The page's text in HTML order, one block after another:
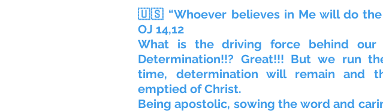
🇺🇸 “Whoever believes in Me will do
OJ 14,12
What is the driving force behind our
Determination!!? Great!!! But we run
time, determination will remain and
emptied of Christ.
Being apostolic, sowing the word and